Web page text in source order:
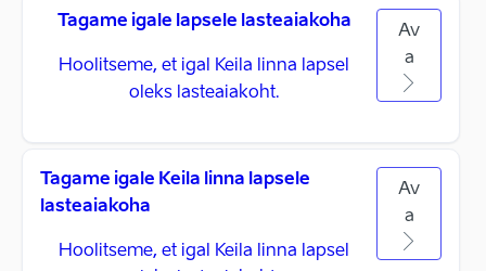
Tagame igale lapsele lasteaiakoha
Hoolitseme, et igal Keila linna lapsel
oleks lasteaiakoht.
Av
a
Tagame igale Keila linna lapsele
lasteaiakoha
Hoolitseme, et igal Keila linna lapsel
Av
a